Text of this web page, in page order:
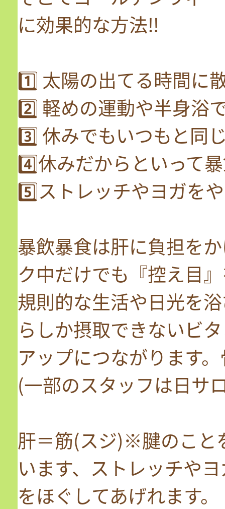
に効果的な方法‼️
1️⃣ 太陽の出てる時間に
2️⃣ 軽めの運動や半身浴
3️⃣ 休みでもいつもと同
4️⃣休みだからといって
5️⃣ストレッチやヨガを
暴飲暴食は肝に負担を
ク中だけでも『控え目
規則的な生活や日光を
らしか摂取できないビ
アップにつながります
(一部のスタッフは日サ
肝＝筋(スジ)※腱のこ
います、ストレッチや
をほぐしてあげれます。